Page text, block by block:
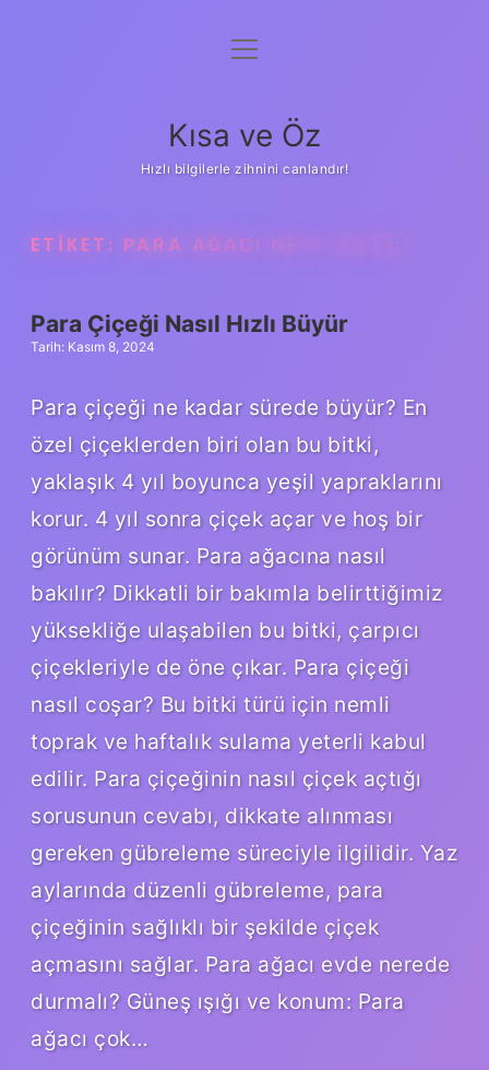
Anasayfa
Yasal Uyarı
menüyü
Kısa ve Öz
Hızlı bilgilerle zihnini canlandır!
ETIKET: PARA AĞACI NEYI SEVER
Para Çiçeği Nasıl Hızlı Büyür
Tarih: Kasım 8, 2024
Para çiçeği ne kadar sürede büyür? En
özel çiçeklerden biri olan bu bitki,
yaklaşık 4 yıl boyunca yeşil yapraklarını
korur. 4 yıl sonra çiçek açar ve hoş bir
görünüm sunar. Para ağacına nasıl
bakılır? Dikkatli bir bakımla belirttiğimiz
yüksekliğe ulaşabilen bu bitki, çarpıcı
çiçekleriyle de öne çıkar. Para çiçeği
nasıl coşar? Bu bitki türü için nemli
toprak ve haftalık sulama yeterli kabul
edilir. Para çiçeğinin nasıl çiçek açtığı
sorusunun cevabı, dikkate alınması
gereken gübreleme süreciyle ilgilidir. Yaz
aylarında düzenli gübreleme, para
çiçeğinin sağlıklı bir şekilde çiçek
açmasını sağlar. Para ağacı evde nerede
durmalı? Güneş ışığı ve konum: Para
ağacı çok…